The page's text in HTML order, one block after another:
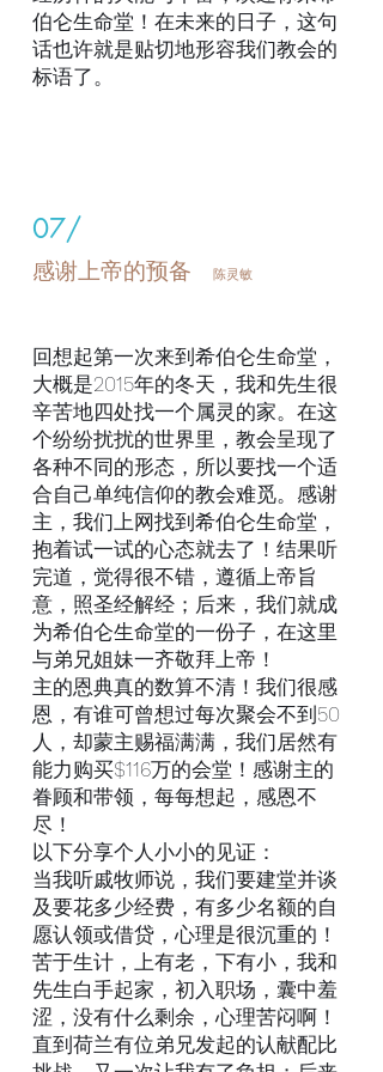
伯仑生命堂！在未来的日子，这句
话也许就是贴切地形容我们教会的
标语了。
07/
感谢上帝的预备 陈灵敏
回想起第一次来到希伯仑生命堂，
大概是2015年的冬天，我和先生很
辛苦地四处找一个属灵的家。在这
个纷纷扰扰的世界里，教会呈现了
各种不同的形态，所以要找一个适
合自己单纯信仰的教会难觅。感谢
主，我们上网找到希伯仑生命堂，
抱着试一试的心态就去了！结果听
完道，觉得很不错，遵循上帝旨
意，照圣经解经；后来，我们就成
为希伯仑生命堂的一份子，在这里
与弟兄姐妹一齐敬拜上帝！
主的恩典真的数算不清！我们很感
恩，有谁可曾想过每次聚会不到50
人，却蒙主赐福满满，我们居然有
能力购买$116万的会堂！感谢主的
眷顾和带领，每每想起，感恩不
尽！
以下分享个人小小的见证：
当我听戚牧师说，我们要建堂并谈
及要花多少经费，有多少名额的自
愿认领或借贷，心理是很沉重的！
苦于生计，上有老，下有小，我和
先生白手起家，初入职场，囊中羞
涩，没有什么剩余，心理苦闷啊！
直到荷兰有位弟兄发起的认献配比